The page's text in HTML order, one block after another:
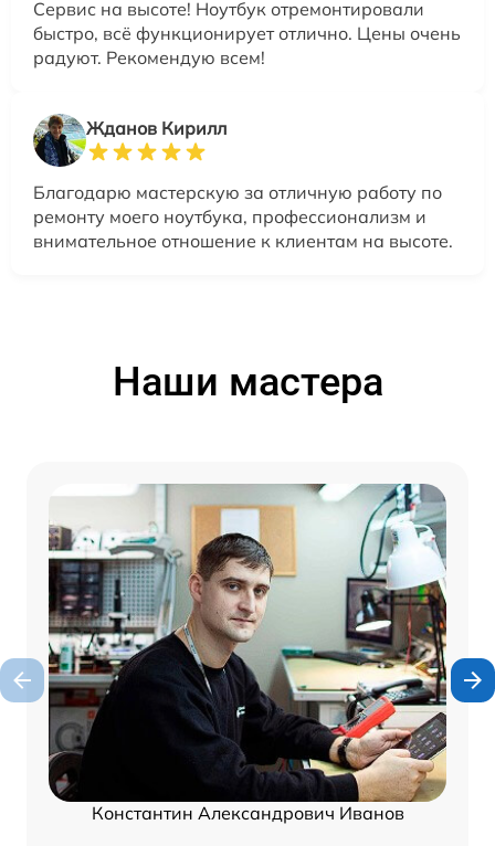
Сервис на высоте! Ноутбук отремонтировали
быстро, всё функционирует отлично. Цены очень
радуют. Рекомендую всем!
Жданов Кирилл
Благодарю мастерскую за отличную работу по
ремонту моего ноутбука, профессионализм и
внимательное отношение к клиентам на высоте.
Наши мастера
Константин Александрович Иванов